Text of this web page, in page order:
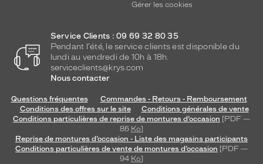
Gérer les cookies
Service Clients : 09 69 32 80 35
Pendant l'été, le service clients est disponible du
lundi au vendredi de 10h à 18h.
serviceclients@krys.com
Nous contacter
Questions fréquentes
Commandes - Retours - Remboursement
Conditions des offres sur le site
Conditions générales de vente
Conditions particulières de reprise de montures d’occasion [PDF —
86 Ko]
Reprise de montures d’occasion - Liste des magasins participants
Conditions particulières de vente de montures d’occasion [PDF —
94 Ko]